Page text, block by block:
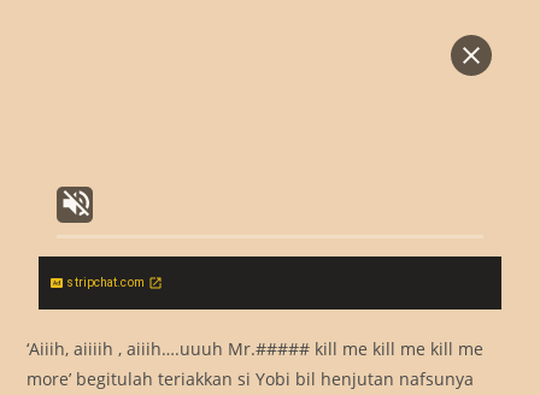
stripchat.com
‘Aiiih, aiiiih , aiiih….uuuh Mr.##### kill me kill me kill me
more’ begitulah teriakkan si Yobi bil henjutan nafsunya